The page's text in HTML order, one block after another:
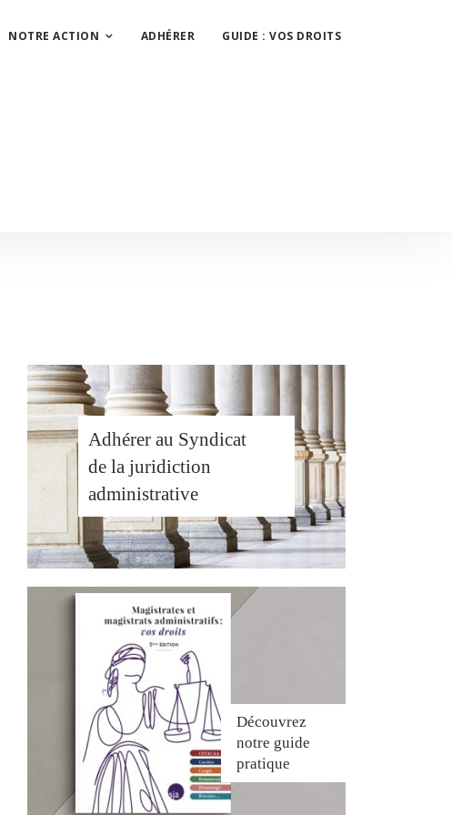
NOTRE ACTION ADHÉRER GUIDE : VOS DROITS
Adhérer au Syndicat
de la juridiction
administrative
Découvrez
notre guide
pratique